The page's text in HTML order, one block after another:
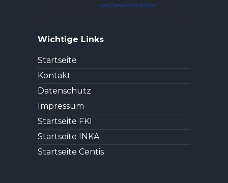
Wichtige Links
Startseite
Kontakt
Datenschutz
Impressum
Startseite FKI
Startseite INKA
Startseite Centis